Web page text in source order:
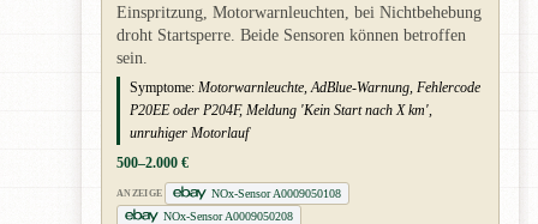
Einspritzung, Motorwarnleuchten, bei Nichtbehebung
droht Startsperre. Beide Sensoren können betroffen
sein.
Symptome: Motorwarnleuchte, AdBlue-Warnung, Fehlercode
P20EE oder P204F, Meldung 'Kein Start nach X km',
unruhiger Motorlauf
500–2.000 €
ANZEIGE
NOx-Sensor A0009050108
NOx-Sensor A0009050208